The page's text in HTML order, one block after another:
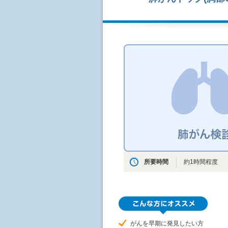
所要時間 約1時間程度
がんを早期に発見したい方